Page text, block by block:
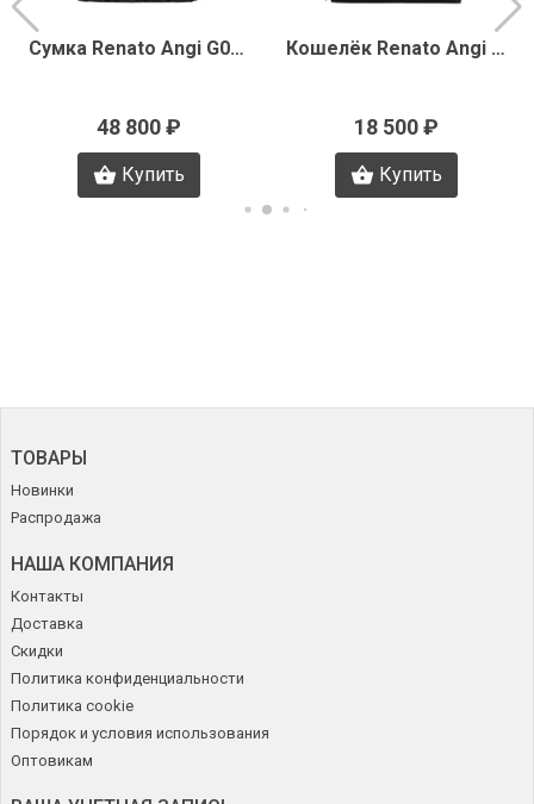
Сумка Renato Angi G0392
48 800 ₽
Купить
Кошелёк Renato Angi A3378
18 500 ₽
Купить
ТОВАРЫ
Новинки
Распродажа
НАША КОМПАНИЯ
Контакты
Доставка
Скидки
Политика конфиденциальности
Политика cookie
Порядок и условия использования
Оптовикам